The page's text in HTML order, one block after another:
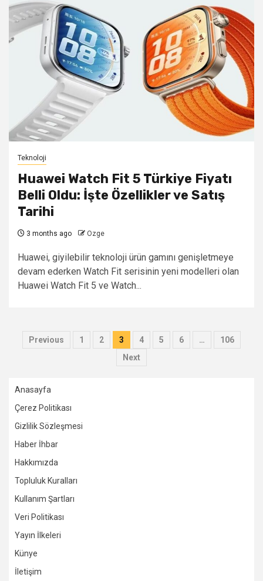
Teknoloji
Huawei Watch Fit 5 Türkiye Fiyatı
Belli Oldu: İşte Özellikler ve Satış
Tarihi
3 months ago Ozge
Huawei, giyilebilir teknoloji ürün gamını genişletmeye
devam ederken Watch Fit serisinin yeni modelleri olan
Huawei Watch Fit 5 ve Watch...
Posts
Previous 1 2 3 4 5 6 …
106
Next
Anasayfa
Çerez Politikası
Gizlilik Sözleşmesi
Haber İhbar
Hakkımızda
Topluluk Kuralları
Kullanım Şartları
Veri Politikası
Yayın İlkeleri
Künye
İletişim